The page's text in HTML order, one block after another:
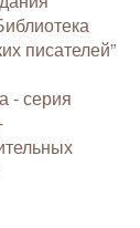
писателей”
- серия